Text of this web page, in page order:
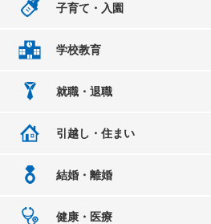
子育て・入園
学校教育
就職・退職
引越し・住まい
結婚・離婚
健康・医療